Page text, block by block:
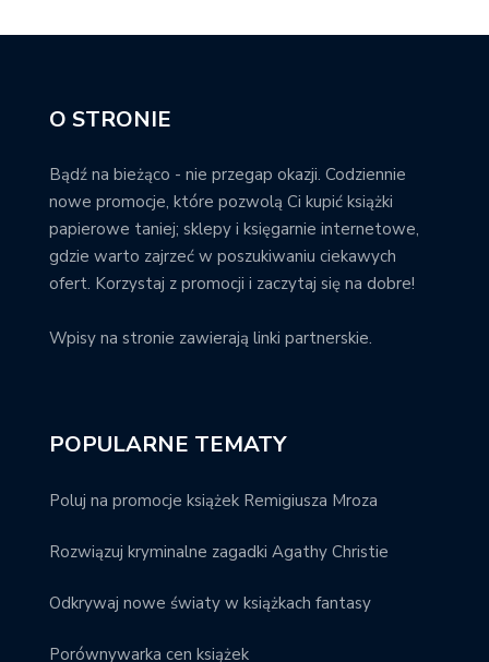
O STRONIE
Bądź na bieżąco - nie przegap okazji. Codziennie
nowe promocje, które pozwolą Ci kupić książki
papierowe taniej; sklepy i księgarnie internetowe,
gdzie warto zajrzeć w poszukiwaniu ciekawych
ofert. Korzystaj z promocji i zaczytaj się na dobre!
Wpisy na stronie zawierają linki partnerskie.
POPULARNE TEMATY
Poluj na promocje książek Remigiusza Mroza
Rozwiązuj kryminalne zagadki Agathy Christie
Odkrywaj nowe światy w książkach fantasy
Porównywarka cen książek